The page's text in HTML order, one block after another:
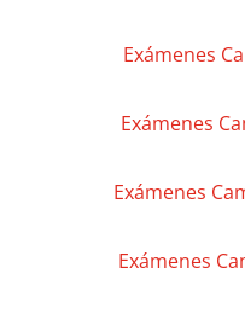
Exámenes
Exámenes
Exámenes
Exámenes